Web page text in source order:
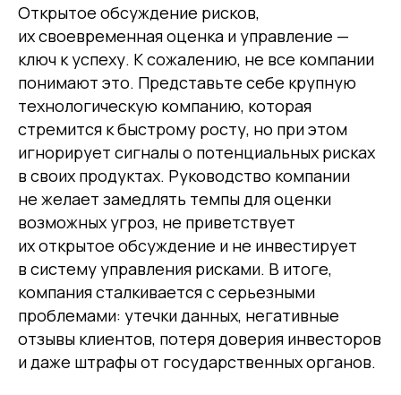
Открытое обсуждение рисков,
их своевременная оценка и управление —
ключ к успеху. К сожалению, не все компании
понимают это. Представьте себе крупную
технологическую компанию, которая
стремится к быстрому росту, но при этом
игнорирует сигналы о потенциальных рисках
в своих продуктах. Руководство компании
не желает замедлять темпы для оценки
возможных угроз, не приветствует
их открытое обсуждение и не инвестирует
в систему управления рисками. В итоге,
компания сталкивается с серьезными
проблемами: утечки данных, негативные
отзывы клиентов, потеря доверия инвесторов
и даже штрафы от государственных органов.